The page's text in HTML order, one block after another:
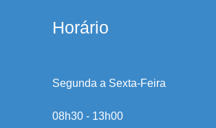
Horário
Segunda a Sexta-Feira
08h30 - 13h00